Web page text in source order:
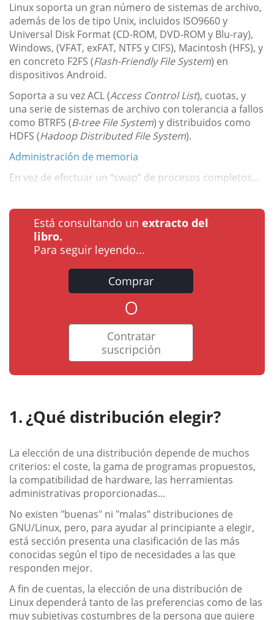
Linux soporta un gran número de sistemas de archivo,
además de los de tipo Unix, incluidos ISO9660 y
Universal Disk Format (CD-ROM, DVD-ROM y Blu-ray),
Windows, (VFAT, exFAT, NTFS y CIFS), Macintosh (HFS), y
en concreto F2FS (Flash-Friendly File System) en
dispositivos Android.
Soporta a su vez ACL (Access Control List), cuotas, y
una serie de sistemas de archivo con tolerancia a fallos
como BTRFS (B-tree File System) y distribuidos como
HDFS (Hadoop Distributed File System).
Administración de memoria
En vez de efectuar un “swap” de procesos completos...
Está consultando un extracto del
libro.
Para seguir leyendo...
Comprar
o
Contratar
suscripción
¿Qué distribución elegir?
La elección de una distribución depende de muchos
criterios: el coste, la gama de programas propuestos,
la compatibilidad de hardware, las herramientas
administrativas proporcionadas...
No existen "buenas" ni "malas" distribuciones de
GNU/Linux, pero, para ayudar al principiante a elegir,
está sección presenta una clasificación de las más
conocidas según el tipo de necesidades a las que
responden mejor.
A fin de cuentas, la elección de una distribución de
Linux dependerá tanto de las preferencias como de las
muy subjetivas costumbres de la persona que quiere